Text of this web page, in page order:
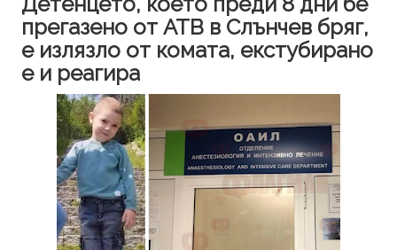
прегазено от АТВ в Слънчев бряг,
е излязло от комата, екстубирано
е и реагира